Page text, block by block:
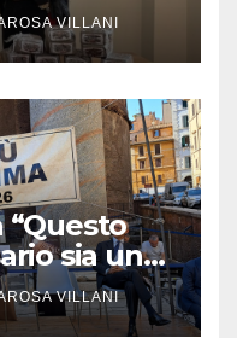
VILLANI
“Questo
sia un
VILLANI